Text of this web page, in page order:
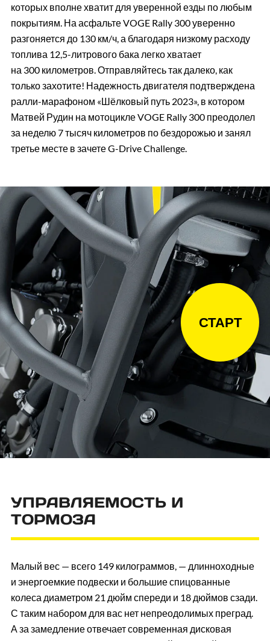
которых вполне хватит для уверенной езды по любым
покрытиям. На асфальте VOGE Rally 300 уверенно
разгоняется до 130 км/ч, а благодаря низкому расходу
топлива 12,5-литрового бака легко хватает
на 300 километров. Отправляйтесь так далеко, как
только захотите! Надежность двигателя подтверждена
ралли-марафоном «Шёлковый путь 2023», в котором
Матвей Рудин на мотоцикле VOGE Rally 300 преодолел
за неделю 7 тысяч километров по бездорожью и занял
третье месте в зачете G-Drive Challenge.
СТАРТ
УПРАВЛЯЕМОСТЬ И
ТОРМОЗА
Малый вес — всего 149 килограммов, — длинноходные
и энергоемкие подвески и большие спицованные
колеса диаметром 21 дюйм спереди и 18 дюймов сзади.
С таким набором для вас нет непреодолимых преград.
А за замедление отвечает современная дисковая